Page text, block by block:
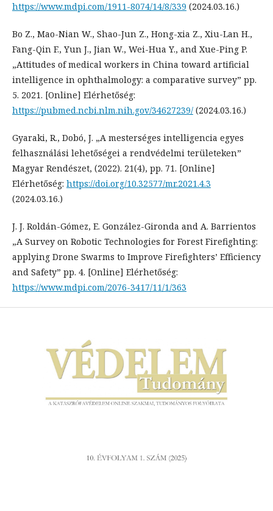
https://www.mdpi.com/1911-8074/14/8/339 (2024.03.16.)
Bo Z., Mao-Nian W., Shao-Jun Z., Hong-xia Z., Xiu-Lan H.,
Fang-Qin F., Yun J., Jian W., Wei-Hua Y., and Xue-Ping P.
„Attitudes of medical workers in China toward artificial
intelligence in ophthalmology: a comparative survey” pp.
5. 2021. [Online] Elérhetőség:
https://pubmed.ncbi.nlm.nih.gov/34627239/ (2024.03.16.)
Gyaraki, R., Dobó, J. „A mesterséges intelligencia egyes
felhasználási lehetőségei a rendvédelmi területeken”
Magyar Rendészet, (2022). 21(4), pp. 71. [Online]
Elérhetőség: https://doi.org/10.32577/mr.2021.4.3
(2024.03.16.)
J. J. Roldán-Gómez, E. González-Gironda and A. Barrientos
„A Survey on Robotic Technologies for Forest Firefighting:
applying Drone Swarms to Improve Firefighters’ Efficiency
and Safety” pp. 4. [Online] Elérhetőség:
https://www.mdpi.com/2076-3417/11/1/363